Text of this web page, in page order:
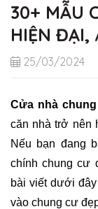
30+ MẪU
HIỆN ĐẠI,
25/03/2024
Cửa nhà
căn nhà trở nên
Nếu bạn đang
chính chung cư
bài viết dưới đây
vào chung cư